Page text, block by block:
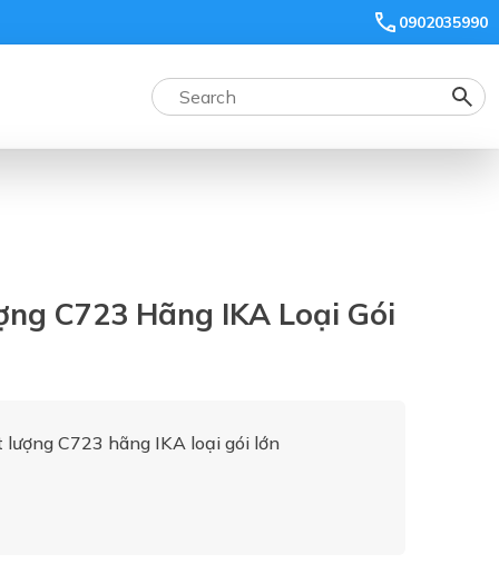
0902035990
C723 Hãng IKA Loại Gói
C723 hãng IKA loại gói lớn